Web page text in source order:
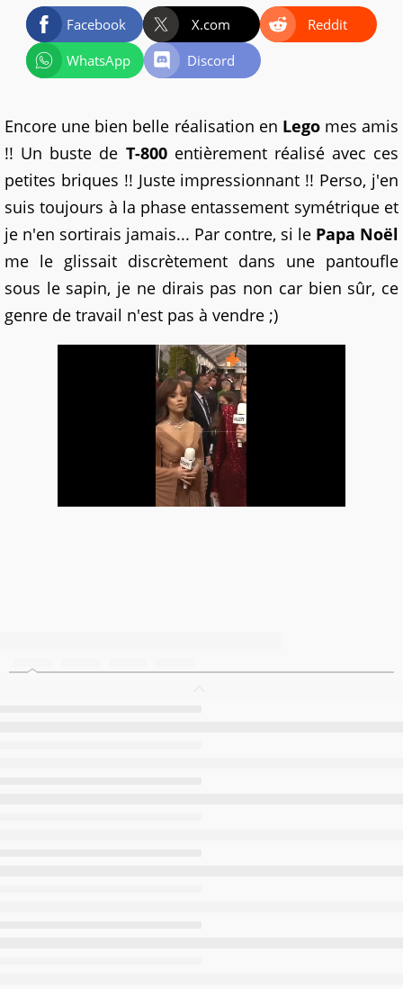
Facebook X.com
Reddit
WhatsApp
Discord
Encore une bien belle réalisation en Legomes amis
!! Un buste de T-800entièrement réalisé avec ces
petites briques !! Juste impressionnant !! Perso, j'en
suis toujours à la phase entassement symétrique et
je n'en sortirais jamais... Par contre, si le Papa Noël
me le glissait discrètement dans une pantoufle
sous le sapin, je ne dirais pas non car bien sûr, ce
genre de travail n'est pas à vendre ;)